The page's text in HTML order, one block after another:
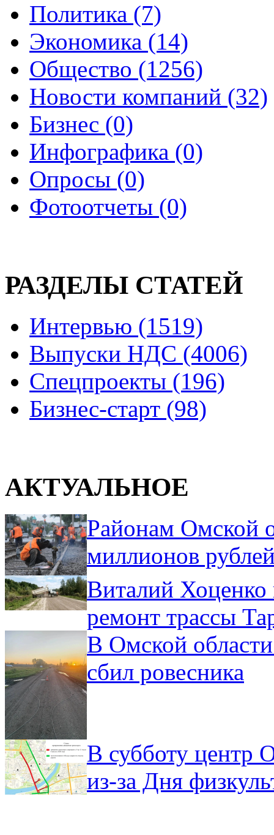
Политика (7)
Экономика (14)
Общество (1256)
Новости компаний (32)
Бизнес (0)
Инфографика (0)
Опросы (0)
Фотоотчеты (0)
РАЗДЕЛЫ СТАТЕЙ
Интервью (1519)
Выпуски НДС (4006)
Спецпроекты (196)
Бизнес-старт (98)
АКТУАЛЬНОЕ
Районам Омской
миллионов
Виталий Хоценко
ремонт трассы
В Омской
сбил ровесника
В субботу центр
из-за Дня